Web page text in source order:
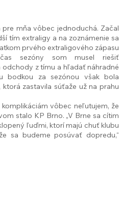
mňa vôbec jednoduchá. Začal
tím extraligy a na zoznámenie sa
prvého extraligového zápasu
sezóny som musel riešiť
odchody z tímu a hľadať náhradné
bodkou za sezónou však bola
zastavila súťaže už na prahu
vôbec neľutujem, že
stalo KP Brno. „V Brne sa cítim
ľuďmi, ktorí majú chuť klubu
sa budeme posúvať dopredu,“